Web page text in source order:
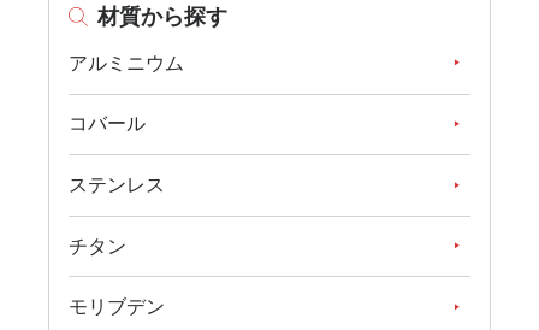
材質から探す
アルミニウム
コバール
ステンレス
チタン
モリブデン